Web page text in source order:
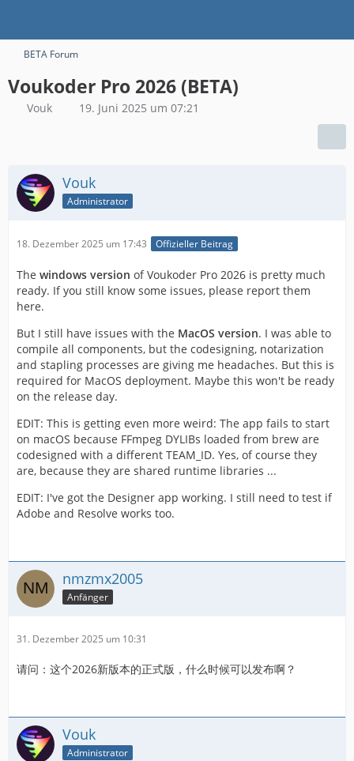
BETA Forum
Voukoder Pro 2026 (BETA)
Vouk 19. Juni 2025 um 07:21
Vouk
Administrator
18. Dezember 2025 um 17:43 Offizieller Beitrag
The windows version of Voukoder Pro 2026 is pretty much
ready. If you still know some issues, please report them
here.
But I still have issues with the MacOS version. I was able to
compile all components, but the codesigning, notarization
and stapling processes are giving me headaches. But this is
required for MacOS deployment. Maybe this won't be ready
on the release day.
EDIT: This is getting even more weird: The app fails to start
on macOS because FFmpeg DYLIBs loaded from brew are
codesigned with a different TEAM_ID. Yes, of course they
are, because they are shared runtime libraries ...
EDIT: I've got the Designer app working. I still need to test if
Adobe and Resolve works too.
nmzmx2005
Anfänger
31. Dezember 2025 um 10:31
请问：这个2026新版本的正式版，什么时候可以发布啊？
Vouk
Administrator